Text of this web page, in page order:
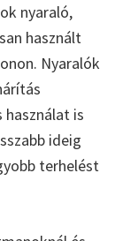
nyaraló,
használt
Nyaralók
is
ideig
terhelést